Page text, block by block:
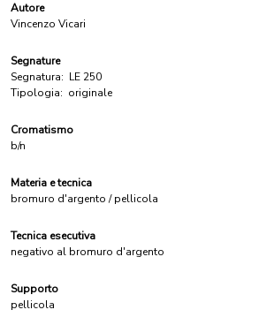
Autore
Vincenzo Vicari
Segnature
Segnatura: LE 250
Tipologia: originale
Cromatismo
b/n
Materia e tecnica
bromuro d'argento / pellicola
Tecnica esecutiva
negativo al bromuro d'argento
Supporto
pellicola